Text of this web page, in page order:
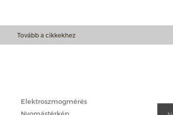
Tovább a cikkekhez
Elektroszmogmérés
Nyomástérkép